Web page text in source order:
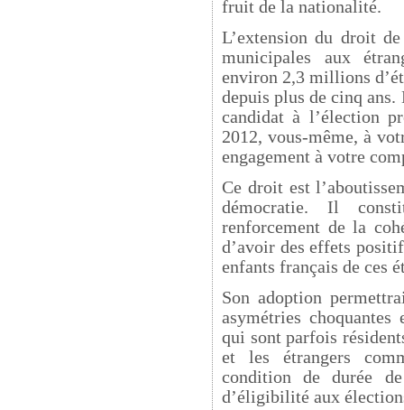
fruit de la nationalité.
L’extension du droit
municipales aux
environ 2,3 millions
depuis plus de cinq
candidat à l’élection
2012, vous-même, à
engagement à votre
Ce droit est
démocratie. Il
renforcement de la
d’avoir des effets
enfants français de ces
Son adoption
asymétries choquantes
qui sont parfois
et les étrangers
condition de durée
d’éligibilité aux